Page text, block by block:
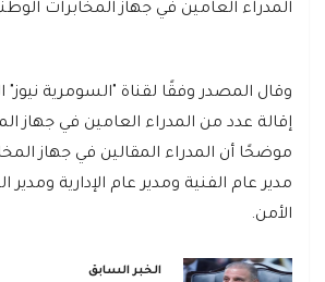
المدراء العامين في جهاز المخابرات
وقال المصدر وفقًا لقناة "السومرية نيوز"
إقالة عدد من المدراء العامين في جهاز
موضحًا أن المدراء المقالين في جهاز
مدير عام الفنية ومدير عام الإدارية ومدير
الأمن.
الخبر السابق